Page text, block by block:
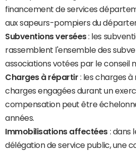
financement de services
aux sapeurs-pompiers du
Subventions versées: les
rassemblent l'ensemble des
associations votées par le conseil
Charges à répartir : les charges
charges engagées durant un
compensation peut être
années.
Immobilisations affectées : dans
délégation de service public, une